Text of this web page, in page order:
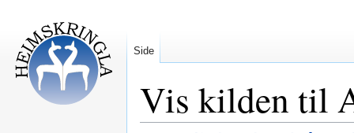
Vis kilden til
Side